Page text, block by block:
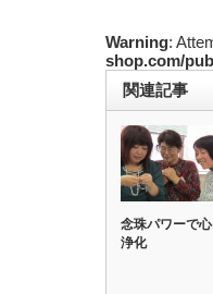
Warning:
shop.com/
関連記事
念珠パワーで
浄化